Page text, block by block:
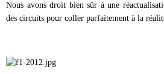
Nous avons droit bien sûr à une
des circuits pour coller parfaitement à la